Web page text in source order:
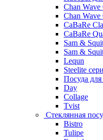
Chan
Chan
CaBaRe
CaBaRe
Sam &
Sam &
Lequn
Steelite
Посуда
Day
Collage
Tvist
Стеклянная
Bistro
Tulipe